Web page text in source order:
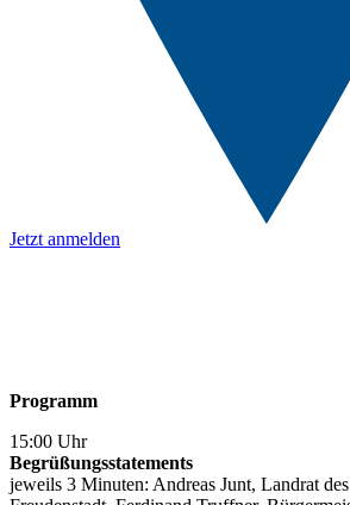
Jetzt anmelden
Programm
15:00 Uhr
Begrüßungsstatements
jeweils 3 Minuten: Andreas Junt, Landrat